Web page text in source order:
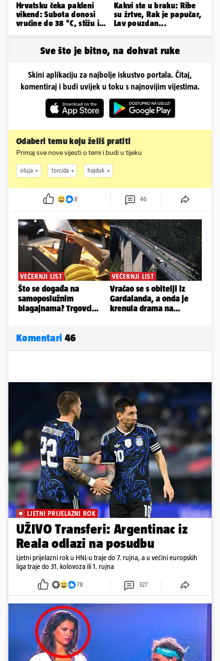
Hrvatsku čeka pakleni
vikend: Subota donosi
vrućine do 38 °C, stižu i
Kakvi ste u braku: Ribe
su žrtve, Rak je papučar,
Lav pouzdan...
Sve što je bitno, na dohvat ruke
Skini aplikaciju za najbolje iskustvo portala. Čitaj,
komentiraj i budi uvijek u toku s najnovijim vijestima.
Odaberi temu koju želiš pratiti
Primaj sve nove vijesti o temi i budi u tijeku
oluja torcida hajduk
8 46
Komentari 46
LJETNI PRIJELAZNI ROK
UŽIVO Transferi: Argentinac iz
Reala odlazi na posudbu
Ljetni prijelazni rok u HNL-u traje do 7. rujna, a u većini europskih
liga traje do 31. kolovoza ili 1. rujna
78 327